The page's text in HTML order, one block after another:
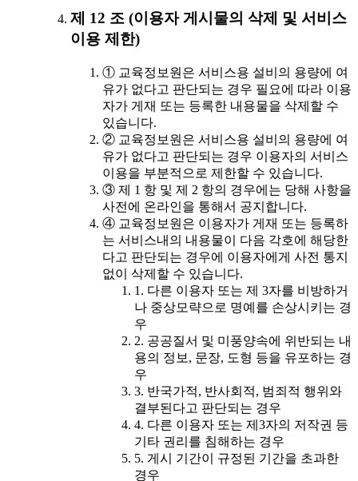
제 12 조 (이용자 게시물의 삭제 및 서비스
이용 제한)
① 교육정보원은 서비스용 설비의 용량에 여
유가 없다고 판단되는 경우 필요에 따라 이용
자가 게재 또는 등록한 내용물을 삭제할 수
있습니다.
② 교육정보원은 서비스용 설비의 용량에 여
유가 없다고 판단되는 경우 이용자의 서비스
이용을 부분적으로 제한할 수 있습니다.
③ 제 1 항 및 제 2 항의 경우에는 당해 사항을
사전에 온라인을 통해서 공지합니다.
④ 교육정보원은 이용자가 게재 또는 등록하
는 서비스내의 내용물이 다음 각호에 해당한
다고 판단되는 경우에 이용자에게 사전 통지
없이 삭제할 수 있습니다.
1. 다른 이용자 또는 제 3자를 비방하거
나 중상모략으로 명예를 손상시키는 경
우
2. 공공질서 및 미풍양속에 위반되는 내
용의 정보, 문장, 도형 등을 유포하는 경
우
3. 반국가적, 반사회적, 범죄적 행위와
결부된다고 판단되는 경우
4. 다른 이용자 또는 제3자의 저작권 등
기타 권리를 침해하는 경우
5. 게시 기간이 규정된 기간을 초과한
경우